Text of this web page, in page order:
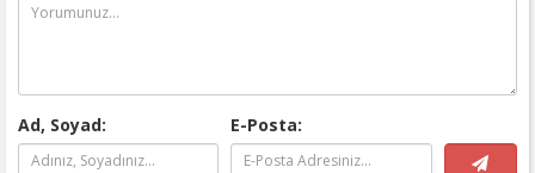
Ad, Soyad: E-Posta: